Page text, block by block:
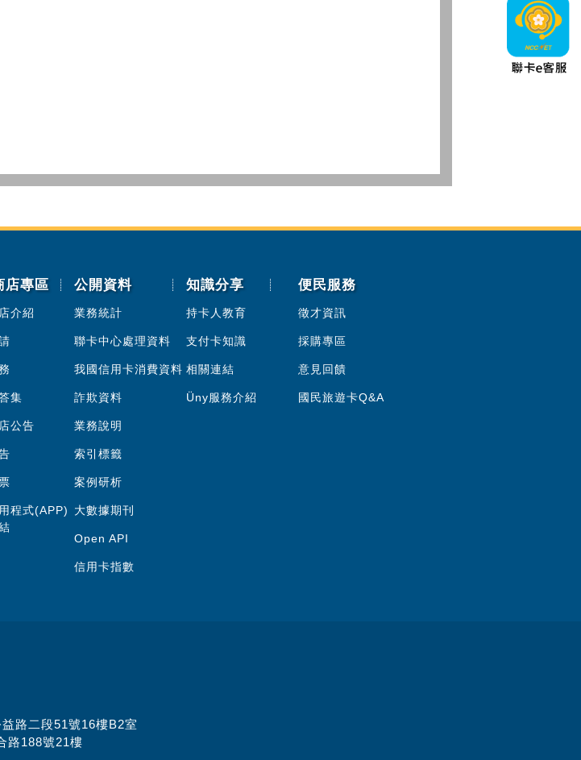
店專區
介紹
集
公告
程式(APP)
公開資料
業務統計
聯卡中心處理資料
我國信用卡消費資料
詐欺資料
業務說明
索引標籤
案例研析
大數據期刊
Open API
信用卡指數
知識分享
持卡人教育
支付卡知識
相關連結
Üny服務介紹
便民服務
徵才資訊
採購專區
意見回饋
國民旅遊卡Q&A
路二段51號16樓B2室
路188號21樓